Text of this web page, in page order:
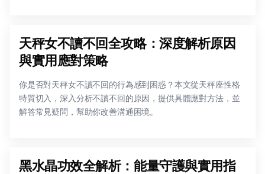
天秤女不讀不回全攻略：深度解析原因
與實用應對策略
你是否對天秤女不讀不回的行為感到困惑？本文從天秤座性格
特質切入，深入分析不讀不回的原因，提供具體應對方法，並
解答常見疑問，幫助你改善溝通困境。
黑水晶功效全解析：能量守護與實用指